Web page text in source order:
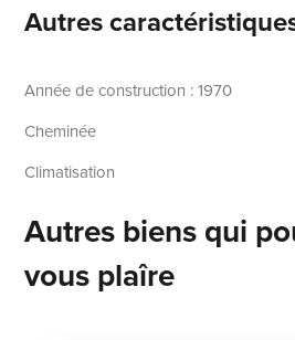
Autres
Année de construction : 1970
Cheminée
Climatisation
Autres biens qui
vous plaîre